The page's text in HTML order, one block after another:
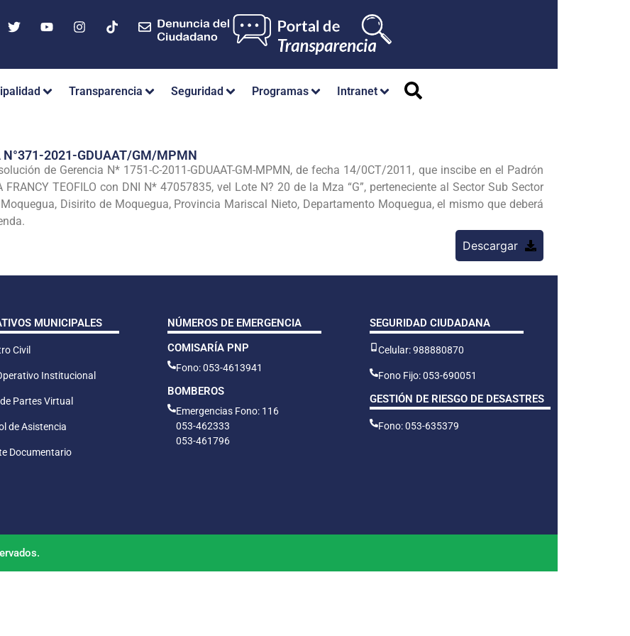
Transparencia Seguridad Programas Intranet
N°371-2021-GDUAAT/GM/MPMN
de Gerencia N* 1751-C-2011-GDUAAT-GM-MPMN, de fecha 14/0CT/2011, que inscibe en el Padrón
TEOFILO con DNI N* 47057835, vel Lote N? 20 de la Mza “G”, perteneciente al Sector Sub Sector
Disirito de Moquegua, Provincia Mariscal Nieto, Departamento Moquegua, el mismo que deberá
Descargar
MUNICIPALES
Civil
Institucional
Partes Virtual
de Asistencia
Documentario
NÚMEROS DE EMERGENCIA
COMISARÍA PNP
Fono: 053-4613941
BOMBEROS
Emergencias Fono: 116
053-462333
053-461796
SEGURIDAD CIUDADANA
Celular: 988880870
Fono Fijo: 053-690051
GESTIÓN DE RIESGO DE DESASTRES
Fono: 053-635379